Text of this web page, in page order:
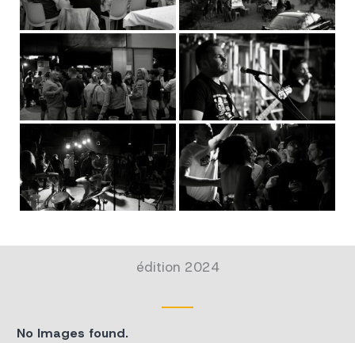
édition 2024
No Images found.